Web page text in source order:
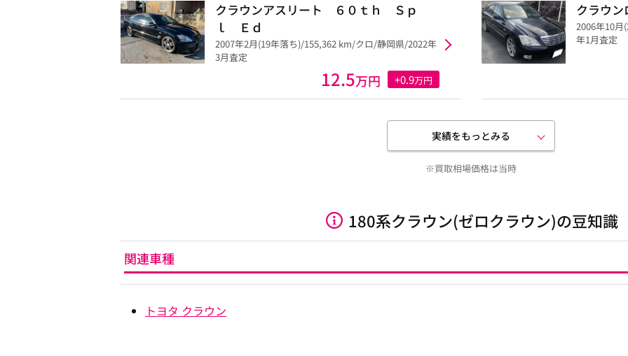
クラウンアスリート ６０ｔｈ Ｓｐ
ｌ Ｅｄ
2007年2月(19年落ち)/155,362 km/クロ/静岡県/2022年
3月査定
12.5万円 +0.9万円
クラウン
2006年10
年1月査定
実績をもっとみる
※買取相場価格は当時
180系クラウン(ゼロクラウン)の豆知識
関連車種
トヨタ クラウン